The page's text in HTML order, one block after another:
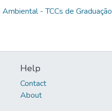
- TCCs de Graduação
Help
Contact
About